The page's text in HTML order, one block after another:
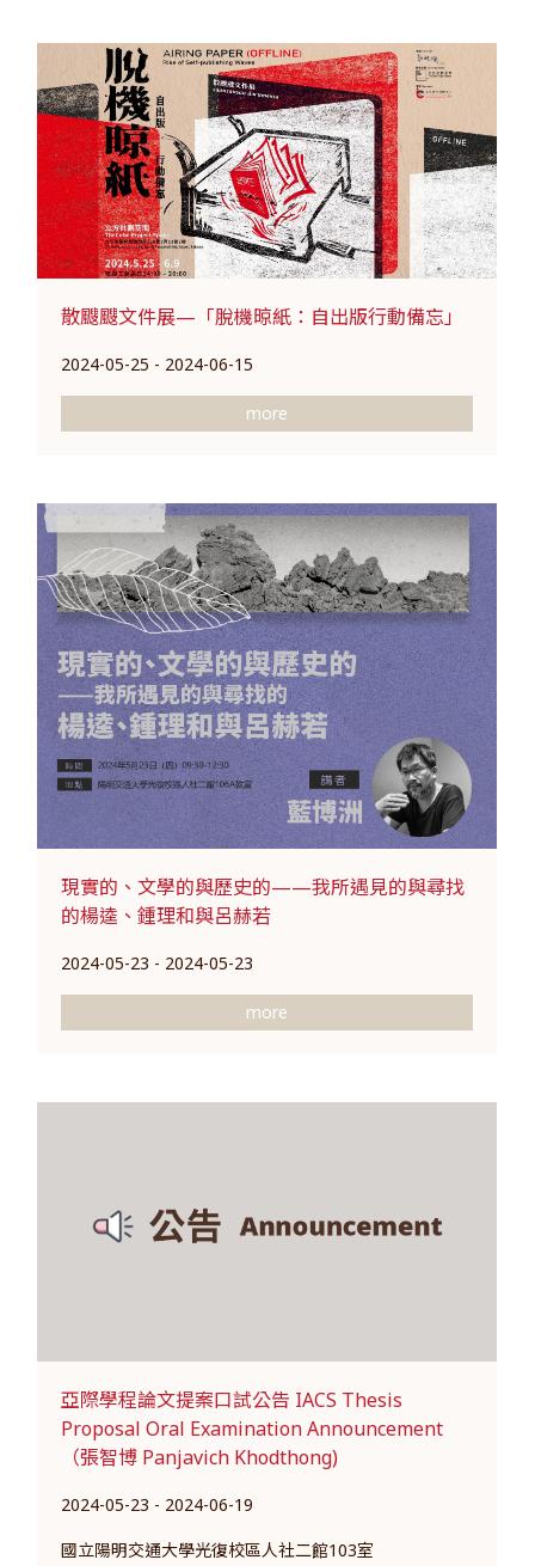
散颼颼文件展—「脫機晾紙：自出版行動備忘」
2024-05-25 - 2024-06-15
more
現實的、文學的與歷史的——我所遇見的與尋找
的楊逵、鍾理和與呂赫若
2024-05-23 - 2024-05-23
more
亞際學程論文提案口試公告 IACS Thesis
Proposal Oral Examination Announcement
（張智博 Panjavich Khodthong)
2024-05-23 - 2024-06-19
國立陽明交通大學光復校區人社二館103室